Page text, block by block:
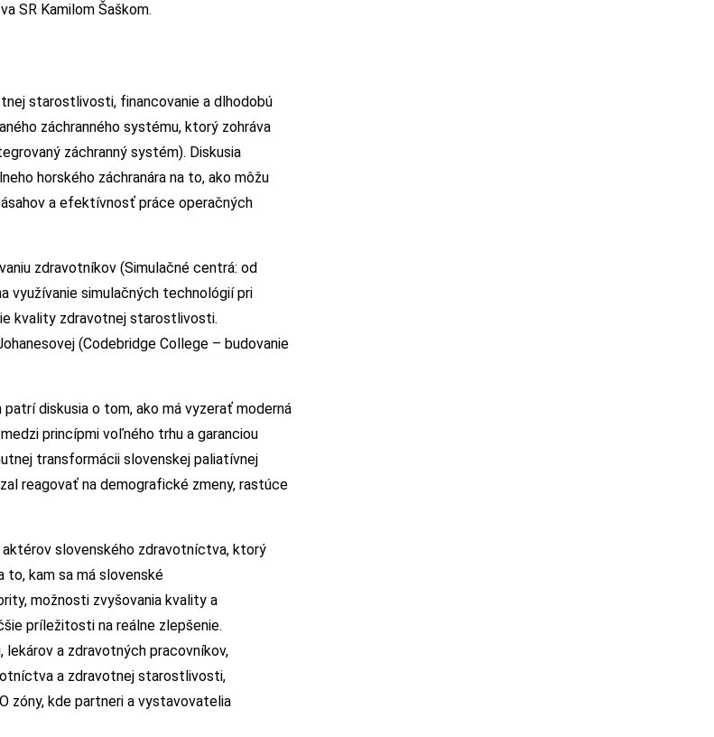
SR Kamilom Šaškom.
starostlivosti, financovanie a dlhodobú
záchranného systému, ktorý zohráva
záchranný systém). Diskusia
horského záchranára na to, ako môžu
a efektívnosť práce operačných
zdravotníkov (Simulačné centrá: od
využívanie simulačných technológií pri
kvality zdravotnej starostlivosti.
(Codebridge College – budovanie
diskusia o tom, ako má vyzerať moderná
princípmi voľného trhu a garanciou
transformácii slovenskej paliatívnej
reagovať na demografické zmeny, rastúce
aktérov slovenského zdravotníctva, ktorý
kam sa má slovenské
možnosti zvyšovania kvality a
príležitosti na reálne zlepšenie.
a zdravotných pracovníkov,
a zdravotnej starostlivosti,
zóny, kde partneri a vystavovatelia